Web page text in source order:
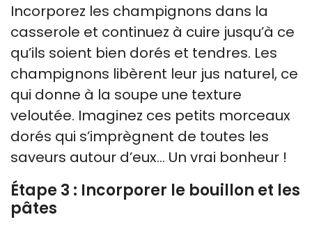
Incorporez les champignons dans la
casserole et continuez à cuire jusqu’à ce
qu’ils soient bien dorés et tendres. Les
champignons libèrent leur jus naturel, ce
qui donne à la soupe une texture
veloutée. Imaginez ces petits morceaux
dorés qui s’imprègnent de toutes les
saveurs autour d’eux… Un vrai bonheur !
Étape 3 : Incorporer le bouillon et les
pâtes